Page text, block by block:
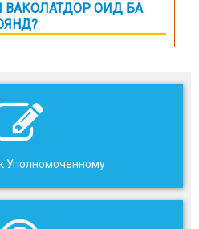
ОИД БА
Уполномоченному